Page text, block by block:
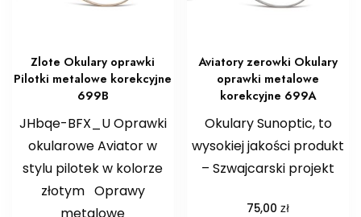
Zlote Okulary oprawki
Pilotki metalowe korekcyjne
699B
JHbqe-BFX_U Oprawki
okularowe Aviator w
stylu pilotek w kolorze
złotym ️Oprawy
Aviatory zerowki Okulary
oprawki metalowe
korekcyjne 699A
Okulary Sunoptic, to
wysokiej jakości produkt
– Szwajcarski projekt
75,00zł